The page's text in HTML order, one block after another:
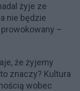
żyje ze
nie będzie
–
że żyjemy
znaczy? Kultura
wobec